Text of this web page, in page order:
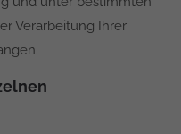
Verarbeitung Ihrer